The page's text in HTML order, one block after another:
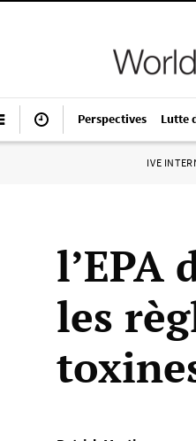
Perspectives Lutte
IVE
l’EPA
les